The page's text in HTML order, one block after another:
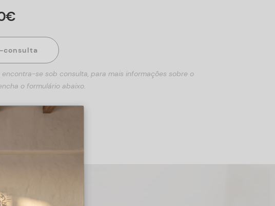
€
consulta
encontra-se sob consulta, para mais informações sobre o
o formulário abaixo.